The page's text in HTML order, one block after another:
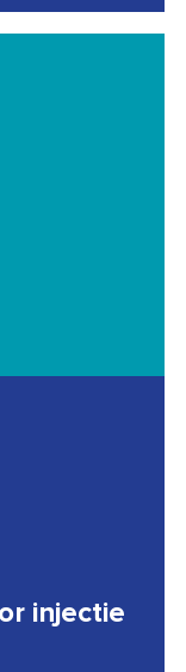
injectie